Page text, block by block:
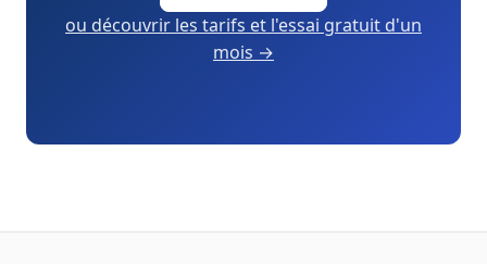
ou découvrir les tarifs et l'essai gratuit d'un
mois →